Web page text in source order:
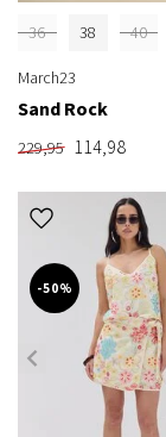
36 38 40
March23
Sand Rock
229,95 114,98
-50%